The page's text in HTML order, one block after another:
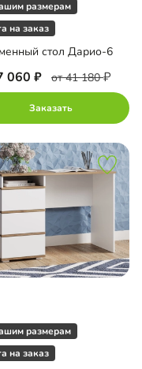
размерам
на заказ
стол Дарио-6
060 от 41 180
Заказать
размерам
на заказ